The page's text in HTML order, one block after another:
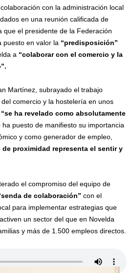
con la administración local
en una reunión calificada de
que el presidente de la Federación
puesto en valor la “predisposición”
a “colaborar con el comercio y la
Martínez, subrayado el trabajo
comercio y la hostelería en unos
“se ha revelado como absolutamente
ha puesto de manifiesto su importancia
y como generador de empleo,
de proximidad representa el sentir y
el compromiso del equipo de
de colaboración” con el
para implementar estrategias que
un sector del que en Novelda
y más de 1.500 empleos directos.